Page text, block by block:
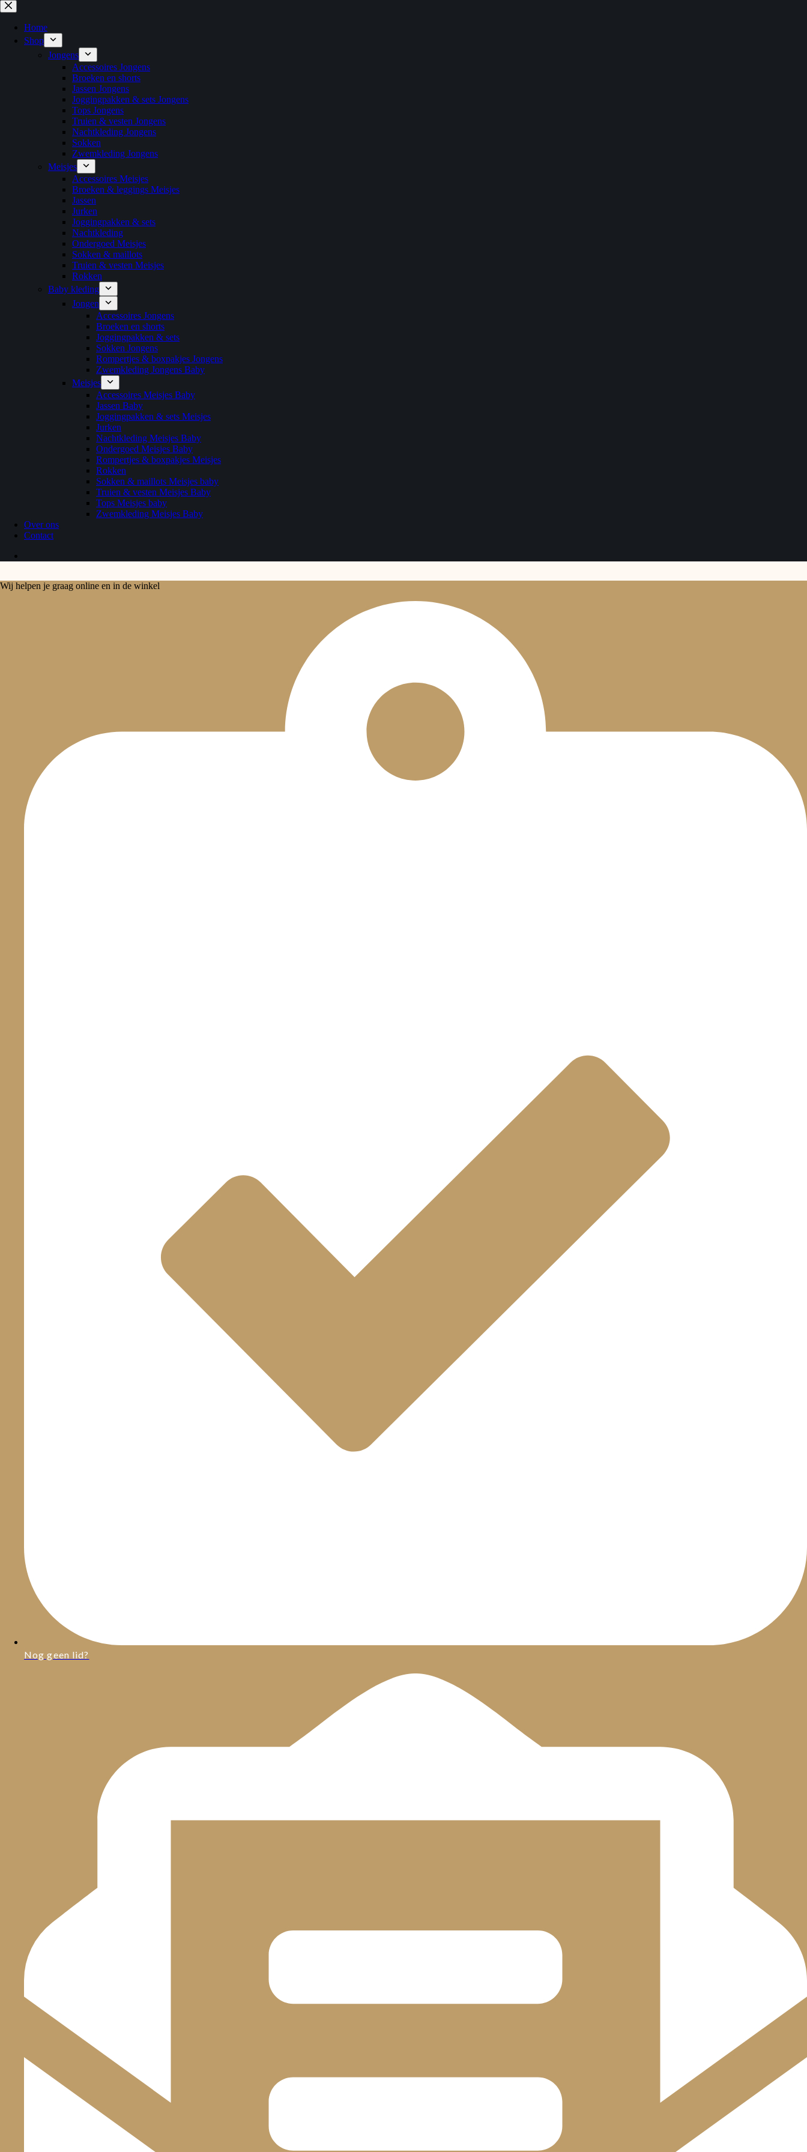
Ga
naar
inhoud
Home
Shop
Jongens
Accessoires Jongens
Broeken en shorts
Jassen Jongens
Joggingpakken & sets Jongens
Tops Jongens
Truien & vesten Jongens
Nachtkleding Jongens
Sokken
Zwemkleding Jongens
Meisjes
Accessoires Meisjes
Broeken & leggings Meisjes
Jassen
Jurken
Joggingpakken & sets
Nachtkleding
Ondergoed Meisjes
Sokken & maillots
Truien & vesten Meisjes
Rokken
Baby kleding
Jongen
Accessoires Jongens
Broeken en shorts
Joggingpakken & sets
Sokken Jongens
Rompertjes & boxpakjes Jongens
Zwemkleding Jongens Baby
Meisjes
Accessoires Meisjes Baby
Jassen Baby
Joggingpakken & sets Meisjes
Jurken
Nachtkleding Meisjes Baby
Ondergoed Meisjes Baby
Rompertjes & boxpakjes Meisjes
Rokken
Sokken & maillots Meisjes baby
Truien & vesten Meisjes Baby
Tops Meisjes baby
Zwemkleding Meisjes Baby
Over ons
Contact
Wij helpen je graag online en in de winkel
Nog geen lid?